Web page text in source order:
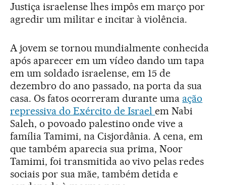
Justiça israelense lhes impôs em março por
agredir um militar e incitar à violência.
A jovem se tornou mundialmente conhecida
após aparecer em um vídeo dando um tapa
em um soldado israelense, em 15 de
dezembro do ano passado, na porta da sua
casa. Os fatos ocorreram durante uma ação
repressiva do Exército de Israelem Nabi
Saleh, o povoado palestino onde vive a
família Tamimi, na Cisjordânia. A cena, em
que também aparecia sua prima, Noor
Tamimi, foi transmitida ao vivo pelas redes
sociais por sua mãe, também detida e